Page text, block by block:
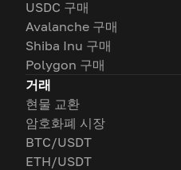
USDC 구매
Avalanche 구매
Shiba Inu 구매
Polygon 구매
거래
현물 교환
암호화폐 시장
BTC/USDT
ETH/USDT